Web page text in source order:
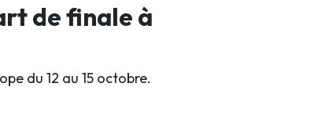
de finale à
du 12 au 15 octobre.